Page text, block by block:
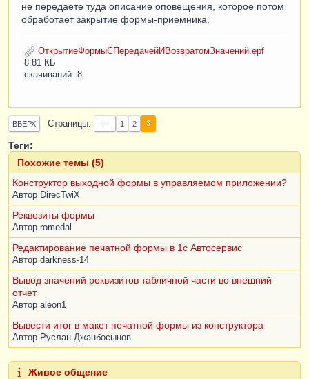
не передаете туда описание оповещения, которое потом
обработает закрытие формы-приемника.
ОткрытиеФормыСПередачейИВозвратомЗначений.epf
8.81 КБ
скачиваний: 8
ВВЕРХ Страницы 1 2 3
Теги:
Похожие темы (5)
Конструктор выходной формы в управляемом приложении?
Автор DirecTwiX
Реквезиты формы
Автор romedal
Редактирование печатной формы в 1с Автосервис
Автор darkness-14
Вывод значений реквизитов табличной части во внешний
отчет
Автор aleon1
Вывести итог в макет печатной формы из конструктора
Автор Руслан Джанбосынов
Живое общение